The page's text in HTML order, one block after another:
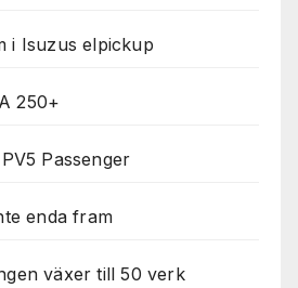
i Isuzus elpickup
250+
Passenger
enda fram
växer till 50 verk